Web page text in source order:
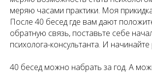
меряю часами практики. Моя
После 40 бесед где вам дают
обратную связь, поставьте себе
психолога-консультанта. И начинайте
40 бесед можно набрать за год. А